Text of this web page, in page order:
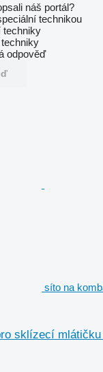
náš portál?
technikou
techniky
odpověď
síto na
sklízecí